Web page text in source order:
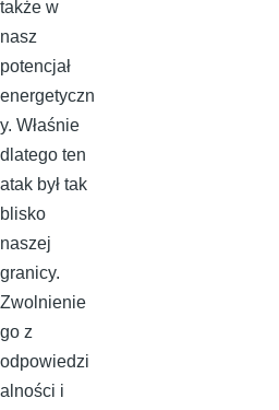
także w
nasz
potencjał
energetyczn
y. Właśnie
dlatego ten
atak był tak
blisko
naszej
granicy.
Zwolnienie
go z
odpowiedzi
alności i